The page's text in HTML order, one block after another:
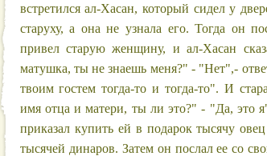
встретился ал-Хасан, который сидел у
старуху, а она не узнала его. Тогда он
привел старую женщину, и ал-Хасан
матушка, ты не знаешь меня?" - "Нет",-
твоим гостем тогда-то и тогда-то". И
имя отца и матери, ты ли это?" - "Да, это
приказал купить ей в подарок тысячу
тысячей динаров. Затем он послал ее со